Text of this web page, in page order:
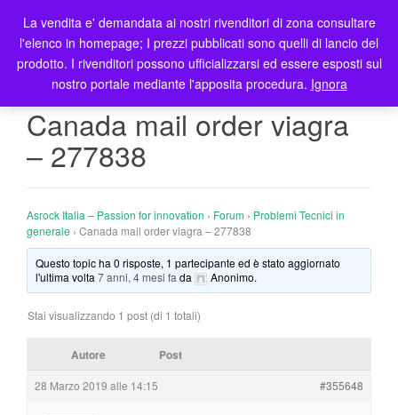
T
o
g
l
a
i
Canada mail order viagra
– 277838
Asrock Italia – Passion for innovation › Forum › Problemi Tecnici in
generale › Canada mail order viagra – 277838
Questo topic ha 0 risposte, 1 partecipante ed è stato aggiornato
l'ultima volta7 anni, 4 mesi fa da Anonimo.
Stai visualizzando 1 post (di 1 totali)
Autore Post
28 Marzo 2019 alle 14:15 #355648
La vendita e' demandata ai nostri rivenditori di zona consultare
l'elenco in homepage; I prezzi pubblicati sono quelli di lancio del
prodotto. I rivenditori possono ufficializzarsi ed essere esposti sul
nostro portale mediante l'apposita procedura. Ignora